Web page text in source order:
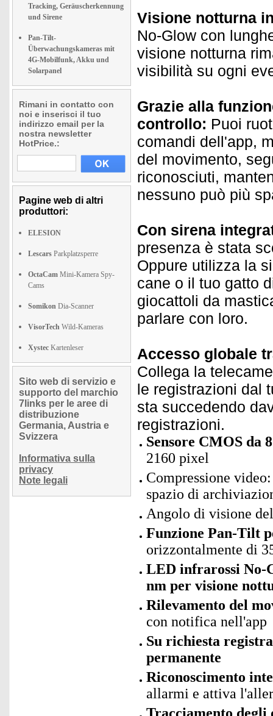
Tracking, Geräuscherkennung
und Sirene
Pan-Tilt-
Überwachungskameras mit
4G-Mobilfunk, Akku und
Solarpanel
Rimani in contatto con
noi e inserisci il tuo
indirizzo email per la
nostra newsletter
HotPrice.:
Pagine web di altri
produttori:
ELESION
Lescars Parkplatzsperre
OctaCam Mini-Kamera Spy-
Cams
Somikon Dia-Scanner
VisorTech Wild-Kameras
Xystec Kartenleser
Sito web di servizio e
supporto del marchio
7links per le aree di
distribuzione
Germania, Austria e
Svizzera
Informativa sulla
privacy
Note legali
Visione notturna
No-Glow con
visione notturna
visibilità su ogni
Grazie alla
controllo: Puoi
comandi dell'app,
del movimento,
riconosciuti,
nessuno può più
Con sirena
presenza è stata
Oppure utilizza la
cane o il tuo gatto
giocattoli da
parlare con loro.
Accesso globale
Collega la
le registrazioni dal
sta succedendo
registrazioni.
Sensore CMOS da
2160 pixel
Compressione
spazio di
Angolo di visione
Funzione Pan-Tilt
orizzontalmente di
LED infrarossi No-
nm per visione
Rilevamento del
con notifica nell'app
Su richiesta
permanente
Riconoscimento
allarmi e attiva